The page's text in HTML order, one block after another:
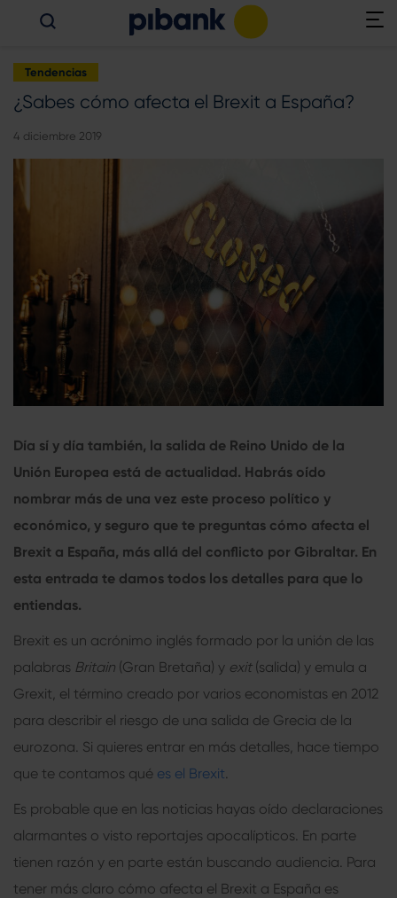
Tendencias
¿Sabes cómo afecta el Brexit a España?
4 diciembre 2019
Día sí y día también, la salida de Reino Unido de la
Unión Europea está de actualidad. Habrás oído
nombrar más de una vez este proceso político y
económico, y seguro que te preguntas cómo afecta el
Brexit a España, más allá del conflicto por Gibraltar. En
esta entrada te damos todos los detalles para que lo
entiendas.
Brexit es un acrónimo inglés formado por la unión de las
palabras Britain (Gran Bretaña) y exit (salida) y emula a
Grexit, el término creado por varios economistas en 2012
para describir el riesgo de una salida de Grecia de la
eurozona. Si quieres entrar en más detalles, hace tiempo
que te contamos qué es el Brexit
Es probable que en las noticias hayas oído declaraciones
alarmantes o visto reportajes apocalípticos. En parte
tienen razón y en parte están buscando audiencia. Para
tener más claro cómo afecta el Brexit a España es